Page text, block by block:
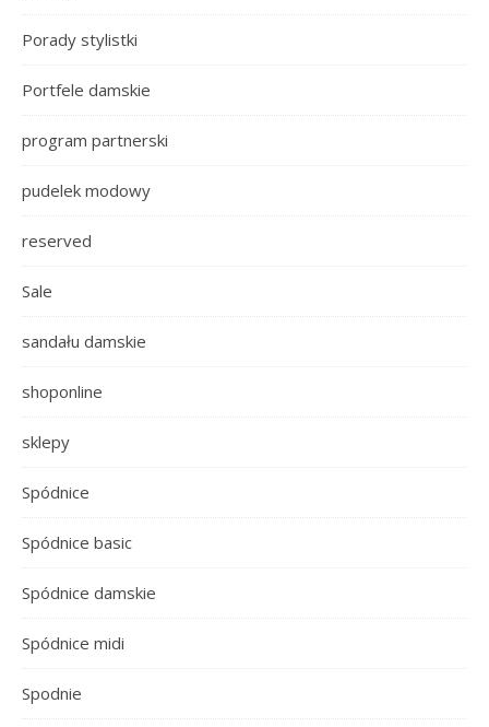
Porady stylistki
Portfele damskie
program partnerski
pudelek modowy
reserved
Sale
sandału damskie
shoponline
sklepy
Spódnice
Spódnice basic
Spódnice damskie
Spódnice midi
Spodnie